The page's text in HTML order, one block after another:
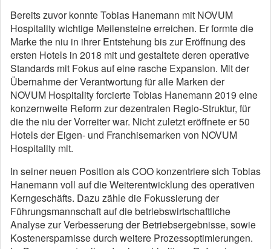
Bereits zuvor konnte Tobias Hanemann mit NOVUM
Hospitality wichtige Meilensteine erreichen. Er formte die
Marke the niu in ihrer Entstehung bis zur Eröffnung des
ersten Hotels in 2018 mit und gestaltete deren operative
Standards mit Fokus auf eine rasche Expansion. Mit der
Übernahme der Verantwortung für alle Marken der
NOVUM Hospitality forcierte Tobias Hanemann 2019 eine
konzernweite Reform zur dezentralen Regio-Struktur, für
die the niu der Vorreiter war. Nicht zuletzt eröffnete er 50
Hotels der Eigen- und Franchisemarken von NOVUM
Hospitality mit.
In seiner neuen Position als COO konzentriere sich Tobias
Hanemann voll auf die Weiterentwicklung des operativen
Kerngeschäfts. Dazu zähle die Fokussierung der
Führungsmannschaft auf die betriebswirtschaftliche
Analyse zur Verbesserung der Betriebsergebnisse, sowie
Kostenersparnisse durch weitere Prozessoptimierungen.